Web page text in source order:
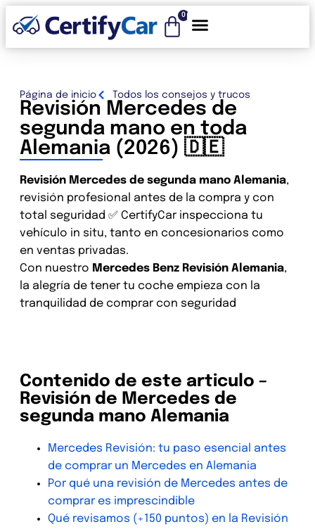
0
Página de inicio Todos los consejos y trucos
Revisión Mercedes de
segunda mano en toda
Alemania (2026) 🇩🇪
Revisión Mercedes de segunda mano Alemania,
revisión profesional antes de la compra y con
total seguridad ✅ CertifyCar inspecciona tu
vehículo in situ, tanto en concesionarios como
en ventas privadas.
Con nuestro Mercedes Benz Revisión Alemania,
la alegría de tener tu coche empieza con la
tranquilidad de comprar con seguridad
Contenido de este articulo –
Revisión de Mercedes de
segunda mano Alemania
Mercedes Revisión: tu paso esencial antes
de comprar un Mercedes en Alemania
Por qué una revisión de Mercedes antes de
comprar es imprescindible
Qué revisamos (+150 puntos) en la Revisión